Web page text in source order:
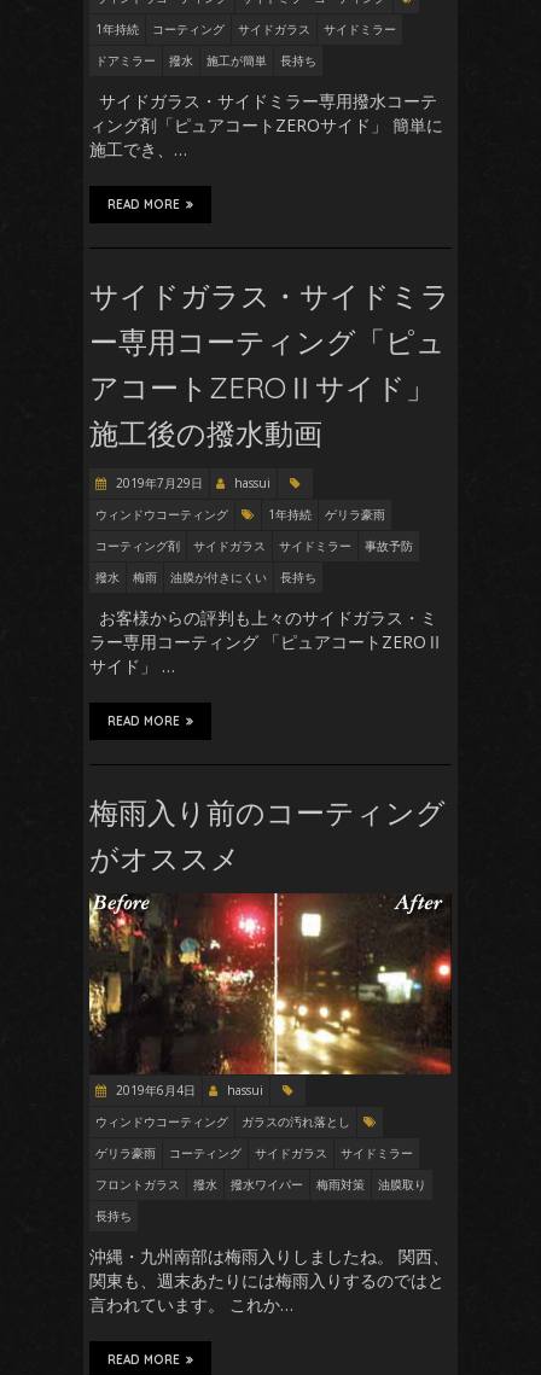
1年持続
コーティング サイドガラス
サイドミラー
ドアミラー
撥水 施工が簡単 長持ち
サイドガラス・サイドミラー専用撥水コーテ
ィング剤「ピュアコートZEROサイド」 簡単に
施工でき、…
READ MORE
サイドガラス・サイドミラ
ー専用コーティング「ピュ
アコートZEROⅡサイド」
施工後の撥水動画
2019年7月29日
hassui
ウィンドウコーティング
1年持続
ゲリラ豪雨
コーティング剤
サイドガラス サイドミラー
事故予防
撥水
梅雨 油膜が付きにくい 長持ち
お客様からの評判も上々のサイドガラス・ミ
ラー専用コーティング 「ピュアコートZEROⅡ
サイド」 …
READ MORE
梅雨入り前のコーティング
がオススメ
2019年6月4日
hassui
ウィンドウコーティング
ガラスの汚れ落とし
ゲリラ豪雨
コーティング サイドガラス
サイドミラー
フロントガラス
撥水 撥水ワイパー 梅雨対策
油膜取り
長持ち
沖縄・九州南部は梅雨入りしましたね。 関西、
関東も、週末あたりには梅雨入りするのではと
言われています。 これか…
READ MORE